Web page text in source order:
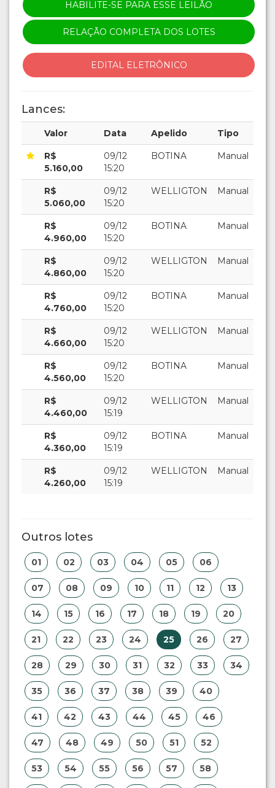
HABILITE-SE PARA ESSE LEILÃO
RELAÇÃO COMPLETA DOS LOTES
EDITAL ELETRÔNICO
Lances:
Valor Data Apelido Tipo
R$
5.160,00
09/12
15:20
BOTINA Manual
R$
5.060,00
09/12
15:20
WELLIGTON Manual
R$
4.960,00
09/12
15:20
BOTINA Manual
R$
4.860,00
09/12
15:20
WELLIGTON Manual
R$
4.760,00
09/12
15:20
BOTINA Manual
R$
4.660,00
09/12
15:20
WELLIGTON Manual
R$
4.560,00
09/12
15:20
BOTINA Manual
R$
4.460,00
09/12
15:19
WELLIGTON Manual
R$
4.360,00
09/12
15:19
BOTINA Manual
R$
4.260,00
09/12
15:19
WELLIGTON Manual
Outros lotes
01 02 03 04 05 06
07 08 09 10 11 12 13
14 15 16 17 18 19 20
21 22 23 24 25 26 27
28 29 30 31 32 33 34
35 36 37 38 39 40
41 42 43 44 45 46
47 48 49 50 51 52
53 54 55 56 57 58